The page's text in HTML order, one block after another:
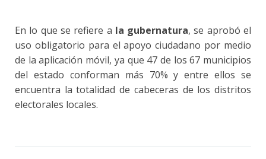
En lo que se refiere a la gubernatura, se aprobó el
uso obligatorio para el apoyo ciudadano por medio
de la aplicación móvil, ya que 47 de los 67 municipios
del estado conforman más 70% y entre ellos se
encuentra la totalidad de cabeceras de los distritos
electorales locales.